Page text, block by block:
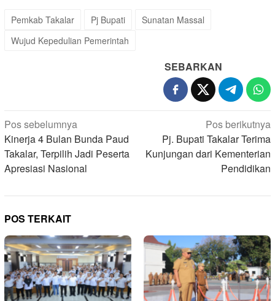
Pemkab Takalar Pj Bupati
Sunatan Massal
Wujud Kepedulian Pemerintah
SEBARKAN
Navigasi
pos
Pos sebelumnya
Kinerja 4 Bulan Bunda Paud
Takalar, Terpilih Jadi Peserta
Apresiasi Nasional
Pos berikutnya
Pj. Bupati Takalar Terima
Kunjungan dari Kementerian
Pendidikan
POS TERKAIT